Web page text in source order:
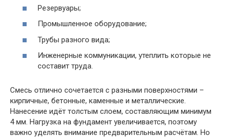
Резервуары;
Промышленное оборудование;
Трубы разного вида;
Инженерные коммуникации, утеплить которые не
составит труда.
Смесь отлично сочетается с разными поверхностями –
кирпичные, бетонные, каменные и металлические.
Нанесение идёт толстым слоем, составляющим минимум
4 мм. Нагрузка на фундамент увеличивается, поэтому
важно уделять внимание предварительным расчётам. Но